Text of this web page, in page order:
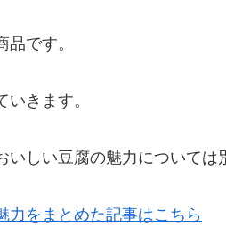
です。
きます。
しい豆腐の魅力については
力をまとめた記事はこちら